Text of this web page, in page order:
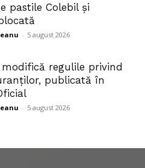
pastile Colebil și
- 5 august 2026
modifică regulile privind
publicată în
- 5 august 2026